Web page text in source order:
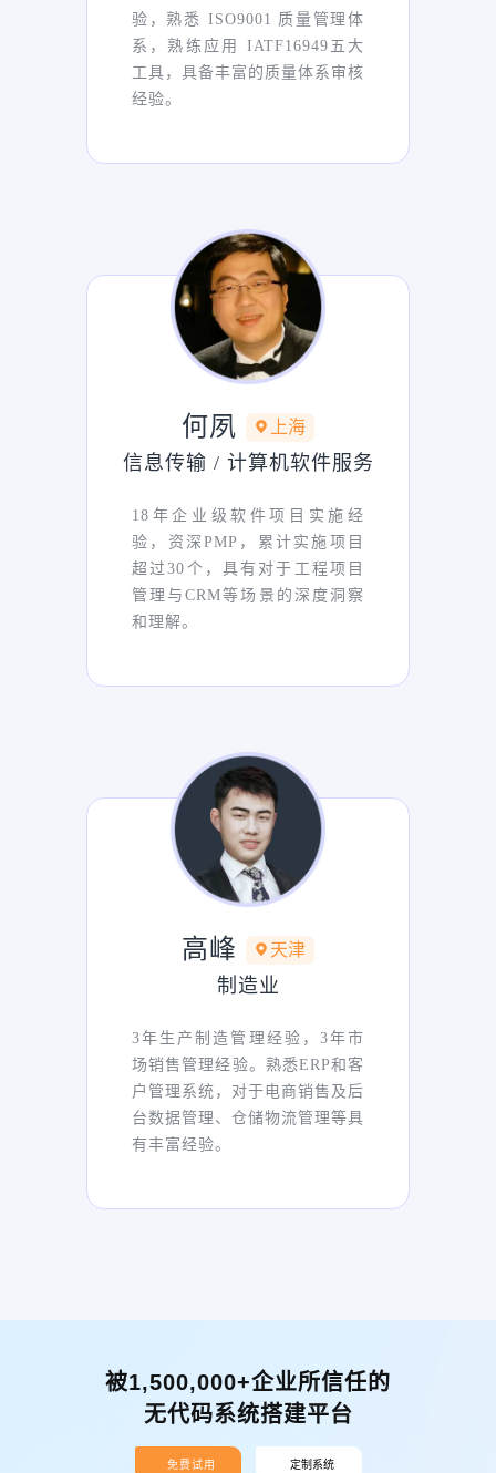
验，熟悉 ISO9001 质量管理体
系，熟练应用 IATF16949五大
工具，具备丰富的质量体系审核
经验。
何夙 上海
信息传输 / 计算机软件服务
18年企业级软件项目实施经
验，资深PMP，累计实施项目
超过30个，具有对于工程项目
管理与CRM等场景的深度洞察
和理解。
高峰 天津
制造业
3年生产制造管理经验，3年市
场销售管理经验。熟悉ERP和客
户管理系统，对于电商销售及后
台数据管理、仓储物流管理等具
有丰富经验。
被1,500,000+企业所信任的
无代码系统搭建平台
免费试用 定制系统